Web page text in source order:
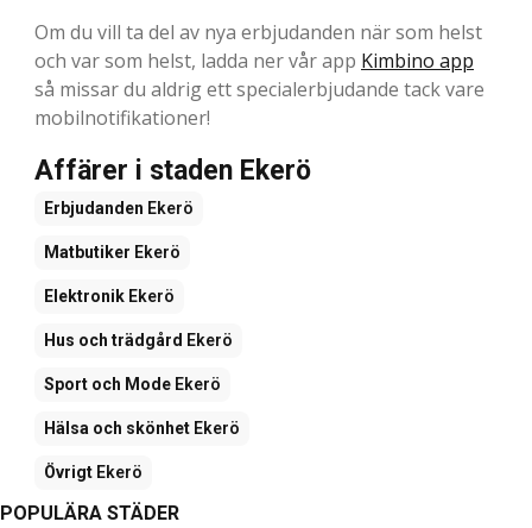
Om du vill ta del av nya erbjudanden när som helst
och var som helst, ladda ner vår app Kimbino app
så missar du aldrig ett specialerbjudande tack vare
mobilnotifikationer!
Affärer i staden Ekerö
Erbjudanden Ekerö
Matbutiker Ekerö
Elektronik Ekerö
Hus och trädgård Ekerö
Sport och Mode Ekerö
Hälsa och skönhet Ekerö
Övrigt Ekerö
POPULÄRA STÄDER